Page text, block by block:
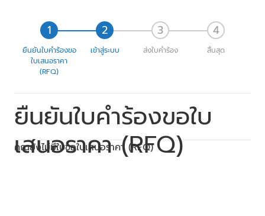
ยืนยันใบคำร้องขอ
ใบเสนอราคา
(RFQ)
เข้าสู่ระบบ ส่งใบคำร้อง สิ้นสุด
ยืนยันใบคำร้องขอใบ
เสนอราคา (RFQ)
คุณยังไม่มีใบขอใบเสนอราคา (RFQ)